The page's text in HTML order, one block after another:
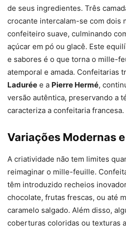
de seus ingredientes. Três
crocante intercalam-se com dois
confeiteiro suave, culminando
açúcar em pó ou glacê. Este
e sabores é o que torna o mille-
atemporal e amada. Confeitarias
Ladurée e a Pierre Hermé,
versão autêntica, preservando a
caracteriza a confeitaria francesa.
Variações Modernas
A criatividade não tem limites
reimaginar o mille-feuille.
têm introduzido recheios
chocolate, frutas frescas, ou até
caramelo salgado. Além disso,
coberturas coloridas ou texturas